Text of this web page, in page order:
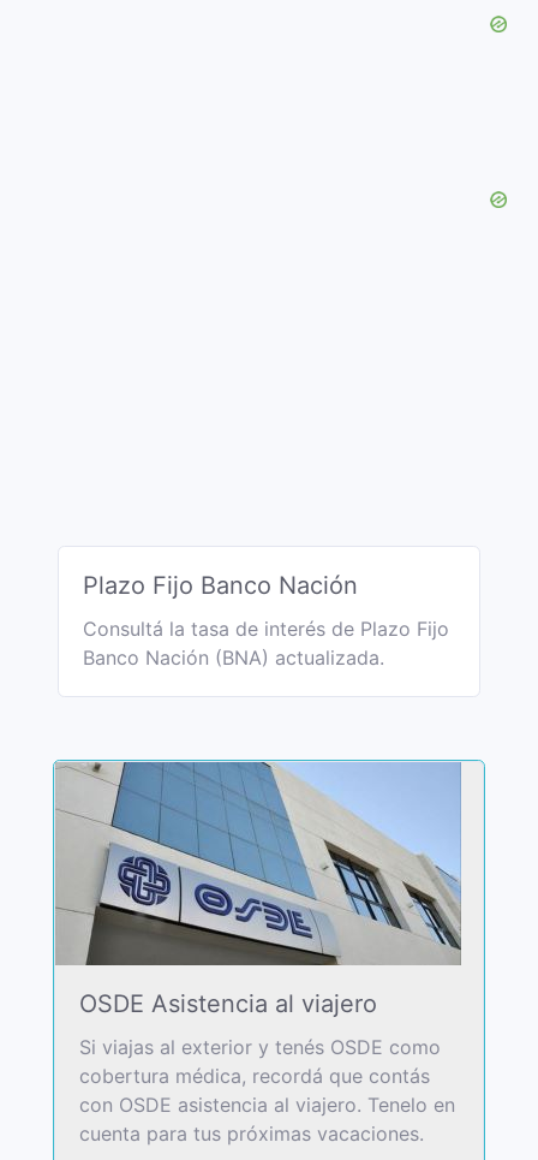
Plazo Fijo Banco Nación
Consultá la tasa de interés de Plazo Fijo
Banco Nación (BNA) actualizada.
OSDE Asistencia al viajero
Si viajas al exterior y tenés OSDE como
cobertura médica, recordá que contás
con OSDE asistencia al viajero. Tenelo en
cuenta para tus próximas vacaciones.